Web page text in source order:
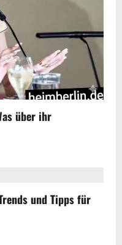
über ihr
und Tipps für